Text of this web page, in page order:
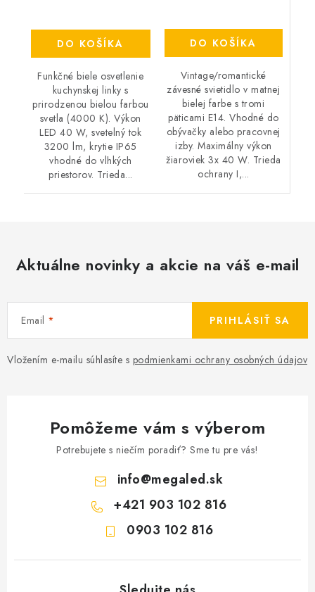
DO KOŠÍKA
Funkčné biele osvetlenie
kuchynskej linky s
prirodzenou bielou farbou
svetla (4000 K). Výkon
LED 40 W, svetelný tok
3200 lm, krytie IP65
vhodné do vlhkých
priestorov. Trieda...
DO KOŠÍKA
Vintage/romantické
závesné svietidlo v matnej
bielej farbe s tromi
päticami E14. Vhodné do
obývačky alebo pracovnej
izby. Maximálny výkon
žiaroviek 3x 40 W. Trieda
ochrany I,...
Aktuálne novinky a akcie na váš e-mail
Email
Vložením e-mailu súhlasíte s podmienkami ochrany osobných údajov
PRIHLÁSIŤ SA
Pomôžeme vám s výberom
Potrebujete s niečím poradiť? Sme tu pre vás!
info@megaled.sk
+421 903 102 816
0903 102 816